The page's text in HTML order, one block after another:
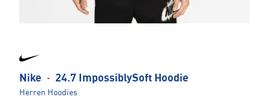
Nike · 24.7 ImpossiblySoft Hoodie
Herren Hoodies